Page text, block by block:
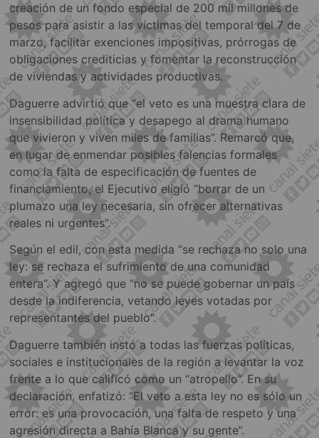
creación de un fondo especial de 200 mil millones de
pesos para asistir a las víctimas del temporal del 7 de
marzo, facilitar exenciones impositivas, prórrogas de
obligaciones crediticias y fomentar la reconstrucción
de viviendas y actividades productivas.
Daguerre advirtió que “el veto es una muestra clara de
insensibilidad política y desapego al drama humano
que vivieron y viven miles de familias”. Remarcó que,
en lugar de enmendar posibles falencias formales
como la falta de especificación de fuentes de
financiamiento, el Ejecutivo eligió “borrar de un
plumazo una ley necesaria, sin ofrecer alternativas
reales ni urgentes”.
Según el edil, con esta medida “se rechaza no solo una
ley: se rechaza el sufrimiento de una comunidad
entera”. Y agregó que “no se puede gobernar un país
desde la indiferencia, vetando leyes votadas por
representantes del pueblo”.
Daguerre también instó a todas las fuerzas políticas,
sociales e institucionales de la región a levantar la voz
frente a lo que calificó como un “atropello”. En su
declaración, enfatizó: “El veto a esta ley no es sólo un
error: es una provocación, una falta de respeto y una
agresión directa a Bahía Blanca y su gente”.